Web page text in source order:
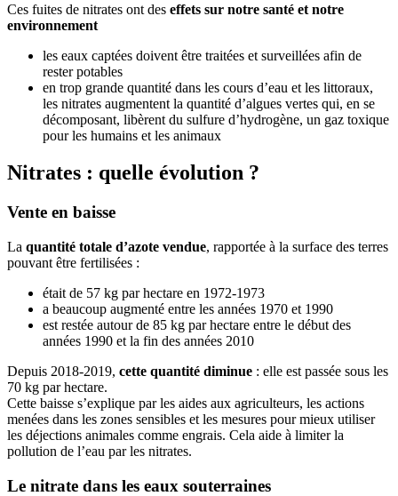
Ces fuites de nitrates ont des effets sur notre santé et notre
environnement
les eaux captées doivent être traitées et surveillées afin de
rester potables
en trop grande quantité dans les cours d’eau et les littoraux,
les nitrates augmentent la quantité d’algues vertes qui, en se
décomposant, libèrent du sulfure d’hydrogène, un gaz toxique
pour les humains et les animaux
Nitrates : quelle évolution ?
Vente en baisse
La quantité totale d’azote vendue, rapportée à la surface des terres
pouvant être fertilisées :
était de 57 kg par hectare en 1972-1973
a beaucoup augmenté entre les années 1970 et 1990
est restée autour de 85 kg par hectare entre le début des
années 1990 et la fin des années 2010
Depuis 2018-2019, cette quantité diminue : elle est passée sous les
70 kg par hectare.
Cette baisse s’explique par les aides aux agriculteurs, les actions
menées dans les zones sensibles et les mesures pour mieux utiliser
les déjections animales comme engrais. Cela aide à limiter la
pollution de l’eau par les nitrates.
Le nitrate dans les eaux souterraines